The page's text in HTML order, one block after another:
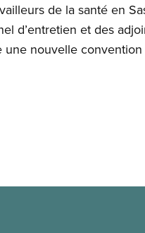
de la santé en
d’entretien et des
une nouvelle